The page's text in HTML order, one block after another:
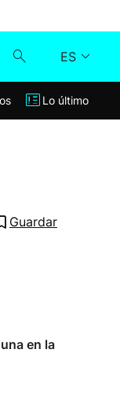
ES
Klisk
Lo último
Guardar
en la